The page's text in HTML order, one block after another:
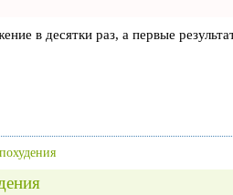
в десятки раз, а первые